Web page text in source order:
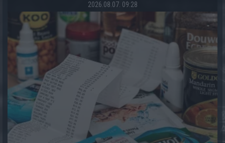
2026.08.07. 09:28